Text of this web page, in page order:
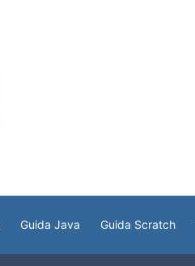
Guida Java Guida Scratch